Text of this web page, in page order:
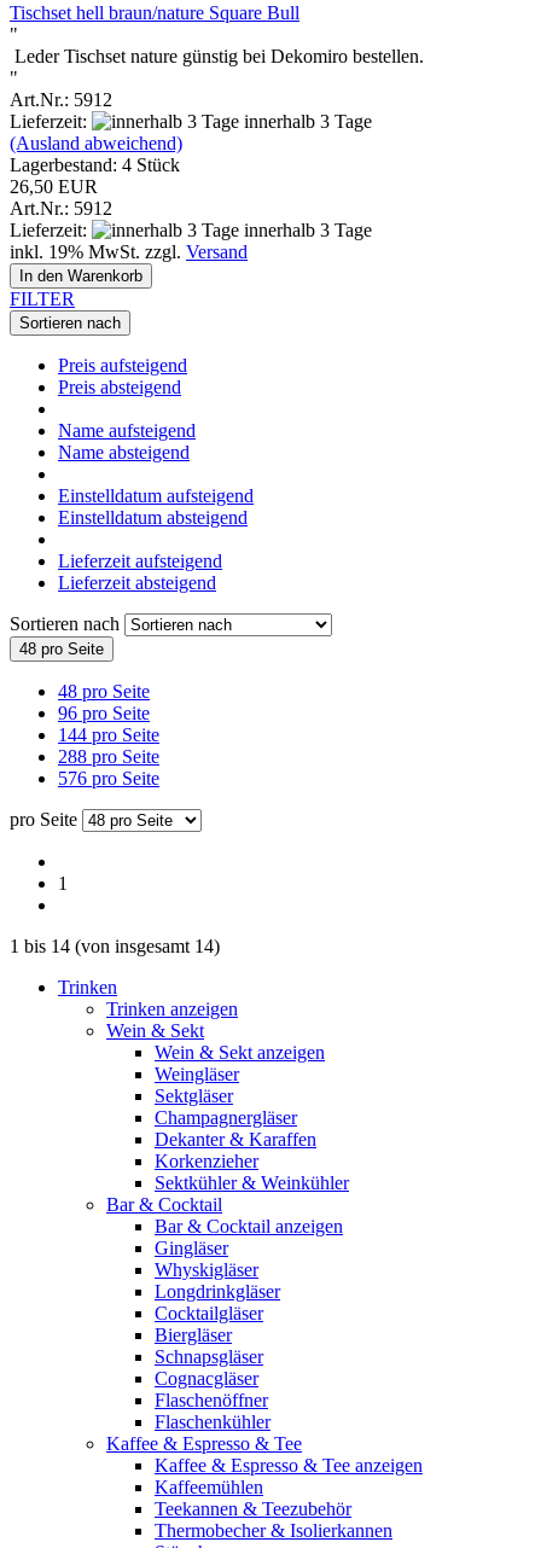
Tischset hell braun/nature Square Bull
"
Leder Tischset nature günstig bei Dekomiro bestellen.
"
Art.Nr.: 5912
Lieferzeit:
innerhalb 3 Tage
(Ausland abweichend)
Lagerbestand: 4 Stück
26,50 EUR
Art.Nr.: 5912
Lieferzeit:
innerhalb 3 Tage
inkl. 19% MwSt. zzgl. Versand
In den Warenkorb
FILTER
Sortieren nach
Preis aufsteigend
Preis absteigend
Name aufsteigend
Name absteigend
Einstelldatum aufsteigend
Einstelldatum absteigend
Lieferzeit aufsteigend
Lieferzeit absteigend
Sortieren nach
48 pro Seite
48 pro Seite
96 pro Seite
144 pro Seite
288 pro Seite
576 pro Seite
pro Seite
1
1 bis 14 (von insgesamt 14)
Trinken
Trinken anzeigen
Wein & Sekt
Wein & Sekt anzeigen
Weingläser
Sektgläser
Champagnergläser
Dekanter & Karaffen
Korkenzieher
Sektkühler & Weinkühler
Bar & Cocktail
Bar & Cocktail anzeigen
Gingläser
Whyskigläser
Longdrinkgläser
Cocktailgläser
Biergläser
Schnapsgläser
Cognacgläser
Flaschenöffner
Flaschenkühler
Kaffee & Espresso & Tee
Kaffee & Espresso & Tee anzeigen
Kaffeemühlen
Teekannen & Teezubehör
Thermobecher & Isolierkannen